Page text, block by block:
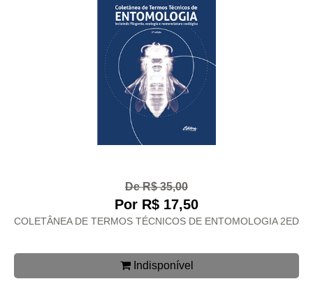
De R$ 35,00
Por R$ 17,50
COLETÂNEA DE TERMOS TÉCNICOS DE ENTOMOLOGIA 2ED
Indisponível